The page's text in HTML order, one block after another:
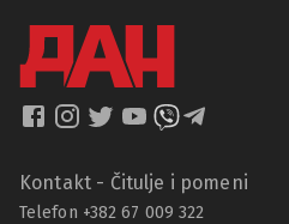
Kontakt - Čitulje i pomeni
Telefon +382 67 009 322